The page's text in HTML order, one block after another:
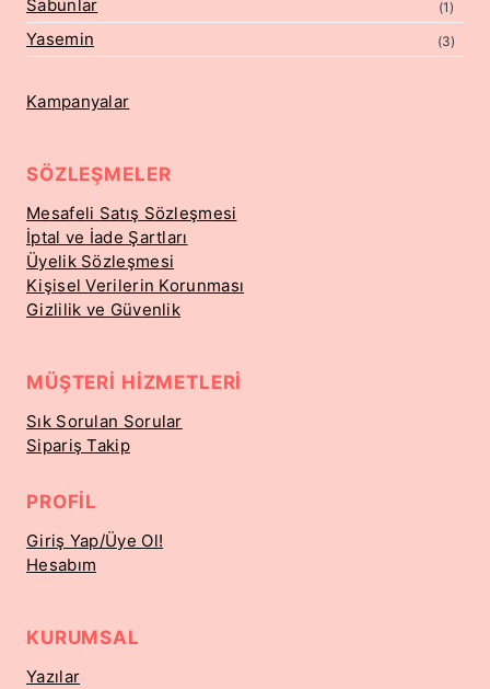
Sabunlar (1)
Yasemin (3)
Kampanyalar
SÖZLEŞMELER
Mesafeli Satış Sözleşmesi
İptal ve İade Şartları
Üyelik Sözleşmesi
Kişisel Verilerin Korunması
Gizlilik ve Güvenlik
MÜŞTERI HIZMETLERI
Sık Sorulan Sorular
Sipariş Takip
PROFIL
Giriş Yap/Üye Ol!
Hesabım
KURUMSAL
Yazılar